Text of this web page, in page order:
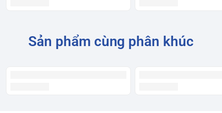
Sản phẩm cùng phân khúc